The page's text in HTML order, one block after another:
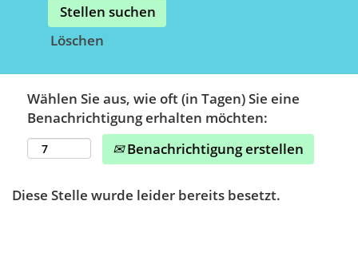
Löschen
Wählen Sie aus, wie oft (in Tagen) Sie eine
Benachrichtigung erhalten möchten:
Benachrichtigung erstellen
Diese Stelle wurde leider bereits besetzt.